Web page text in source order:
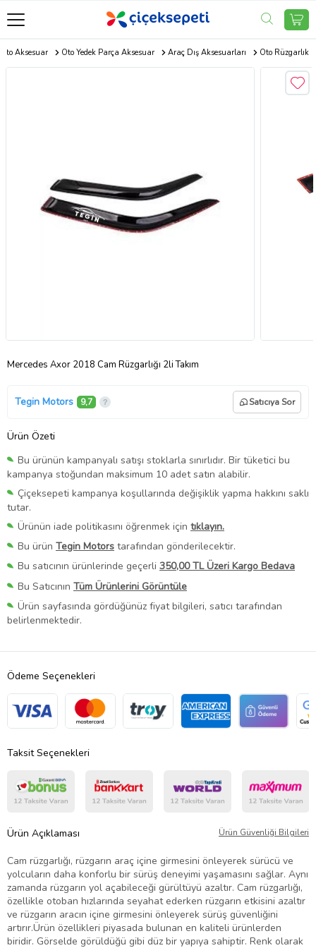
Oto Aksesuar Oto Yedek Parça Aksesuar Araç Dış Aksesuarları Oto Rüzgarlık
Mercedes Axor 2018 Cam Rüzgarlığı 2li Takım
Tegin Motors 9,7 Satıcıya Sor
Ürün Özeti
Bu ürünün kampanyalı satışı stoklarla sınırlıdır. Bir tüketici bu
kampanya stoğundan maksimum 10 adet satın alabilir.
Çiçeksepeti kampanya koşullarında değişiklik yapma hakkını saklı
tutar.
Ürünün iade politikasını öğrenmek için tıklayın.
Bu ürün Tegin Motors tarafından gönderilecektir.
Bu satıcının ürünlerinde geçerli 350,00 TL Üzeri Kargo Bedava
Bu Satıcının Tüm Ürünlerini Görüntüle
Ürün sayfasında gördüğünüz fiyat bilgileri, satıcı tarafından
belirlenmektedir.
Ödeme Seçenekleri
Taksit Seçenekleri
Ürün Açıklaması Ürün Güvenliği Bilgileri
Cam rüzgarlığı, rüzgarın araç içine girmesini önleyerek sürücü ve
yolcuların daha konforlu bir sürüş deneyimi yaşamasını sağlar. Aynı
zamanda rüzgarın yol açabileceği gürültüyü azaltır. Cam rüzgarlığı,
özellikle otoban hızlarında seyahat ederken rüzgarın etkisini azaltır
ve rüzgarın aracın içine girmesini önleyerek sürüş güvenliğini
artırır.Ürün özellikleri piyasada bulunan en kaliteli ürünlerden
biridir. Görselde görüldüğü gibi düz bir yapıya sahiptir. Renk olarak